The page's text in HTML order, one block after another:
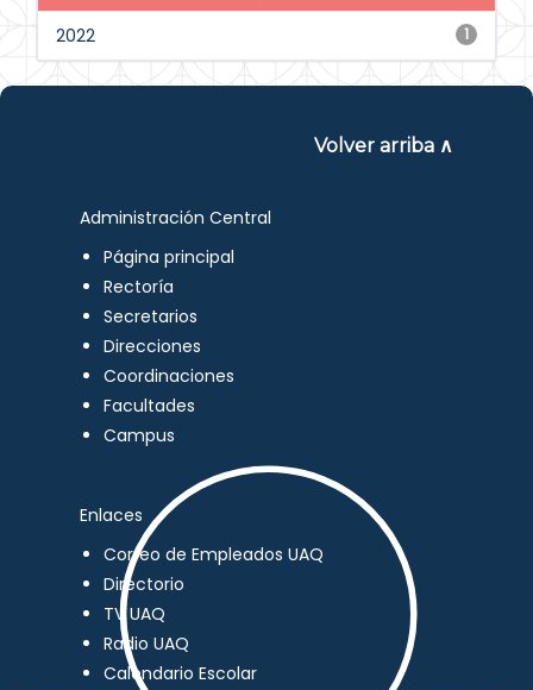
1
2022
Volver arriba ∧
Administración Central
Página principal
Rectoría
Secretarios
Direcciones
Coordinaciones
Facultades
Campus
Enlaces
Correo de Empleados UAQ
Directorio
TV UAQ
Radio UAQ
Calendario Escolar